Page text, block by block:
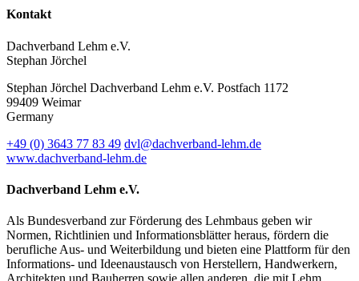
Kontakt
Dachverband Lehm e.V.
Stephan Jörchel
Stephan Jörchel Dachverband Lehm e.V. Postfach 1172
99409 Weimar
Germany
+49 (0) 3643 77 83 49 dvl@dachverband-lehm.de
www.dachverband-lehm.de
Dachverband Lehm e.V.
Als Bundesverband zur Förderung des Lehmbaus geben wir
Normen, Richtlinien und Informationsblätter heraus, fördern die
berufliche Aus- und Weiterbildung und bieten eine Plattform für den
Informations- und Ideenaustausch von Herstellern, Handwerkern,